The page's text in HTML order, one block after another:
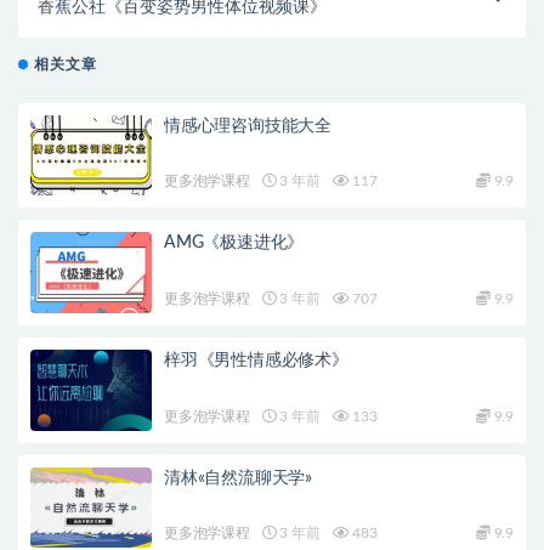
香蕉公社《百变姿势男性体位视频课》
相关文章
情感心理咨询技能大全
更多泡学课程 3 年前 117 9.9
AMG《极速进化》
更多泡学课程 3 年前 707 9.9
梓羽《男性情感必修术》
更多泡学课程 3 年前 133 9.9
清林«自然流聊天学»
更多泡学课程 3 年前 483 9.9